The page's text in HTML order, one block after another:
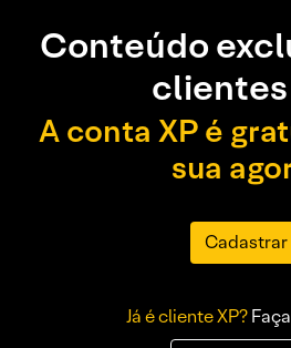
Conteúdo
clientes
A conta XP é
sua
Cadastrar
Já é cliente XP?